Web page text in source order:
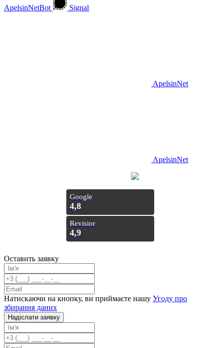
ApelsinNetBot
Signal
ApelsinNet
ApelsinNet
Google
4,8
Revisior
4,9
Оставить заявку
Натискаючи на кнопку, ви приймаєте нашу Угоду про
збирання даних
Надiслати заявку